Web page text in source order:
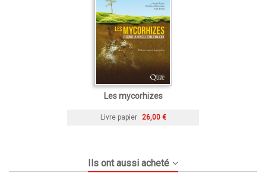
Les mycorhizes
Livre papier 26,00 €
Ils ont aussi acheté